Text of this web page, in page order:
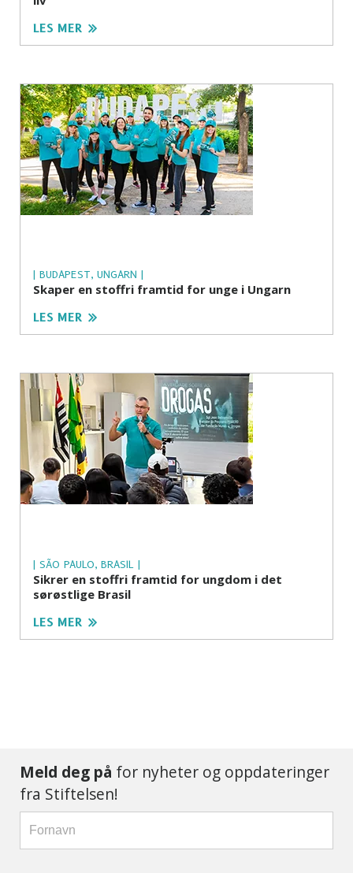
LES MER
| BUDAPEST, UNGARN |
Skaper en stoffri framtid for unge i Ungarn
LES MER
| SÃO PAULO, BRASIL |
Sikrer en stoffri framtid for ungdom i det
sørøstlige Brasil
LES MER
Meld deg på for nyheter og oppdateringer
fra Stiftelsen!